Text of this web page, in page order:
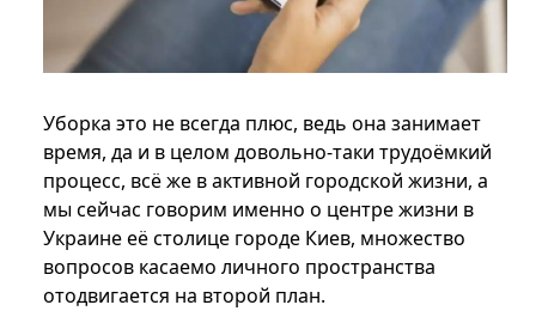
Уборка это не всегда плюс, ведь она занимает
время, да и в целом довольно-таки трудоёмкий
процесс, всё же в активной городской жизни, а
мы сейчас говорим именно о центре жизни в
Украине её столице городе Киев, множество
вопросов касаемо личного пространства
отодвигается на второй план.